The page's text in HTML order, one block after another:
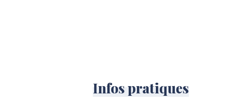
Infos pratiques